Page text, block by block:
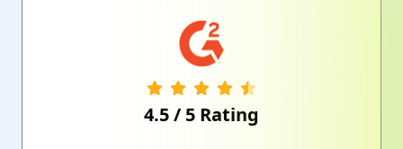
4.5/ 5 Rating